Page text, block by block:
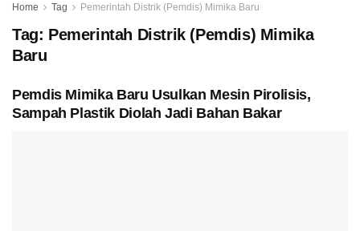
Home Tag Pemerintah Distrik (Pemdis) Mimika Baru
Tag: Pemerintah Distrik (Pemdis) Mimika
Baru
Pemdis Mimika Baru Usulkan Mesin Pirolisis,
Sampah Plastik Diolah Jadi Bahan Bakar